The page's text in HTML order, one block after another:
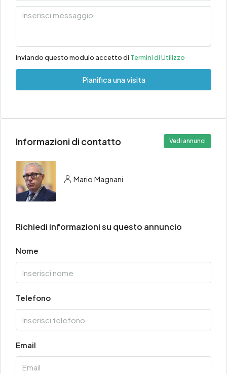
Inviando questo modulo accetto di Termini di Utilizzo
Pianifica una visita
Informazioni di contatto Vedi annunci
Mario Magnani
Richiedi informazioni su questo annuncio
Nome
Telefono
Email